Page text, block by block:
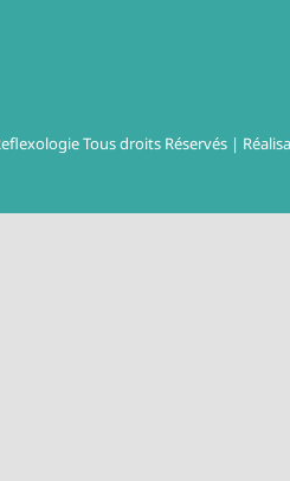
Tous droits Réservés |